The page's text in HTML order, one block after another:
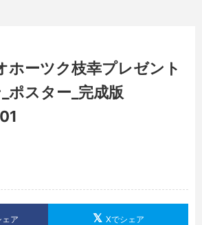
ーツク枝幸プレゼント
ポスター_完成版
ア Xでシェア